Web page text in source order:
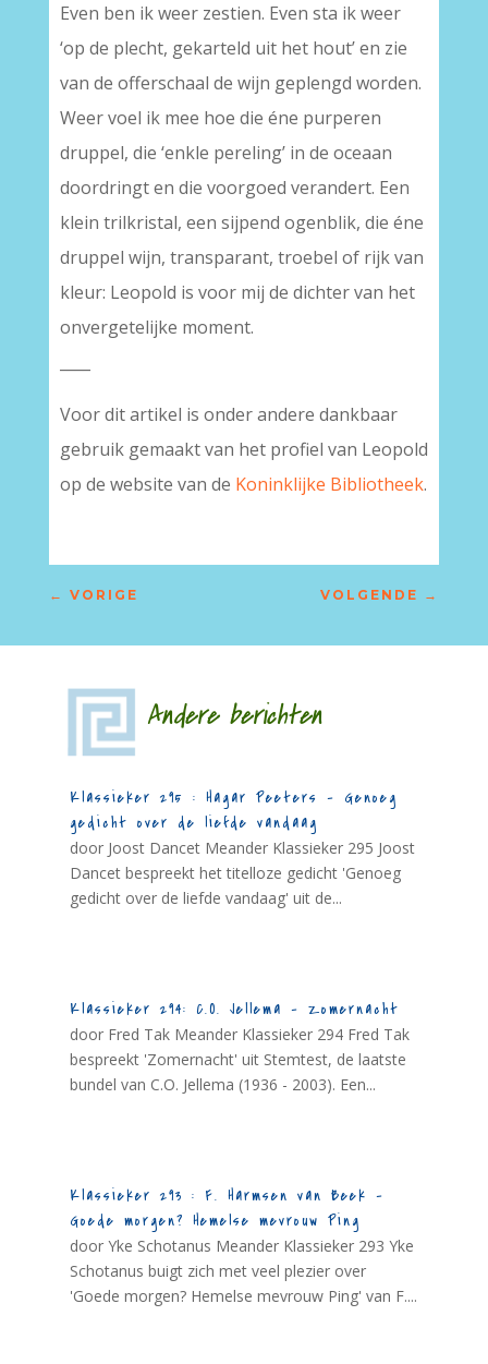
Even ben ik weer zestien. Even sta ik weer
‘op de plecht, gekarteld uit het hout’ en zie
van de offerschaal de wijn geplengd worden.
Weer voel ik mee hoe die éne purperen
druppel, die ‘enkle pereling’ in de oceaan
doordringt en die voorgoed verandert. Een
klein trilkristal, een sijpend ogenblik, die éne
druppel wijn, transparant, troebel of rijk van
kleur: Leopold is voor mij de dichter van het
onvergetelijke moment.
Voor dit artikel is onder andere dankbaar
gebruik gemaakt van het profiel van Leopold
op de website van de Koninklijke Bibliotheek.
← VORIGE VOLGENDE →
Andere berichten
Klassieker 295 : Hagar Peeters – Genoeg
gedicht over de liefde vandaag
door Joost Dancet Meander Klassieker 295 Joost
Dancet bespreekt het titelloze gedicht 'Genoeg
gedicht over de liefde vandaag' uit de...
Klassieker 294: C.O. Jellema – Zomernacht
door Fred Tak Meander Klassieker 294 Fred Tak
bespreekt 'Zomernacht' uit Stemtest, de laatste
bundel van C.O. Jellema (1936 - 2003). Een...
Klassieker 293 : F. Harmsen van Beek –
Goede morgen? Hemelse mevrouw Ping
door Yke Schotanus Meander Klassieker 293 Yke
Schotanus buigt zich met veel plezier over
'Goede morgen? Hemelse mevrouw Ping' van F....